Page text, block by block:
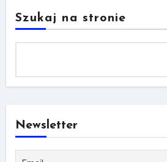
Szukaj na stronie
Newsletter